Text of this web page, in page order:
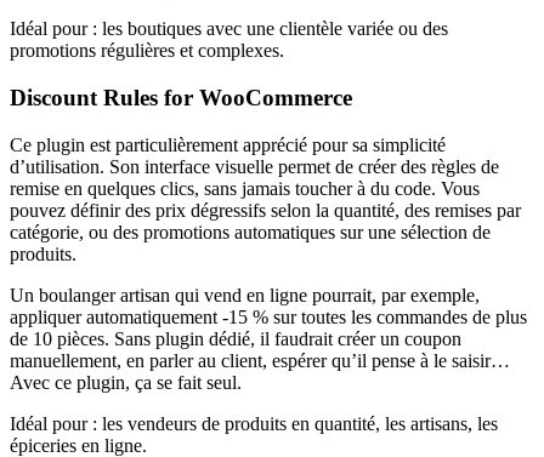
Idéal pour : les boutiques avec une clientèle variée ou des
promotions régulières et complexes.
Discount Rules for WooCommerce
Ce plugin est particulièrement apprécié pour sa simplicité
d’utilisation. Son interface visuelle permet de créer des règles de
remise en quelques clics, sans jamais toucher à du code. Vous
pouvez définir des prix dégressifs selon la quantité, des remises par
catégorie, ou des promotions automatiques sur une sélection de
produits.
Un boulanger artisan qui vend en ligne pourrait, par exemple,
appliquer automatiquement -15 % sur toutes les commandes de plus
de 10 pièces. Sans plugin dédié, il faudrait créer un coupon
manuellement, en parler au client, espérer qu’il pense à le saisir…
Avec ce plugin, ça se fait seul.
Idéal pour : les vendeurs de produits en quantité, les artisans, les
épiceries en ligne.